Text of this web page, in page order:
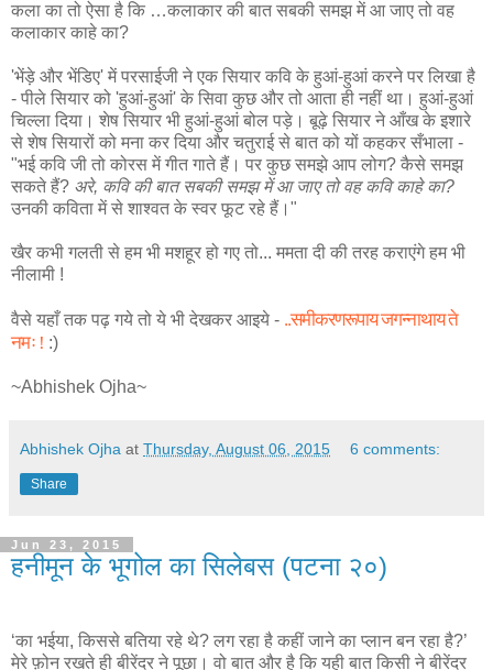
कला का तो ऐसा है कि …कलाकार की बात सबकी समझ में आ जाए तो वह
कलाकार काहे का?
'भेंड़े और भेंडिए' में परसाईजी ने एक सियार कवि के हुआं-हुआं करने पर लिखा है
- पीले सियार को 'हुआं-हुआं' के सिवा कुछ और तो आता ही नहीं था। हुआं-हुआं
चिल्ला दिया। शेष सियार भी हुआं-हुआं बोल पड़े। बूढ़े सियार ने आँख के इशारे
से शेष सियारों को मना कर दिया और चतुराई से बात को यों कहकर सँभाला -
"भई कवि जी तो कोरस में गीत गाते हैं। पर कुछ समझे आप लोग? कैसे समझ
सकते हैं? अरे, कवि की बात सबकी समझ में आ जाए तो वह कवि काहे का?
उनकी कविता में से शाश्वत के स्वर फूट रहे हैं।"
खैर कभी गलती से हम भी मशहूर हो गए तो... ममता दी की तरह कराएंगे हम भी
नीलामी !
वैसे यहाँ तक पढ़ गये तो ये भी देखकर आइये - ..समीकरणरूपाय जगन्नाथाय ते
नमः ! :)
~Abhishek Ojha~
Abhishek Ojha at Thursday, August 06, 2015 6 comments:
Share
Jun 23, 2015
हनीमून के भूगोल का सिलेबस (पटना २०)
‘का भईया, किससे बतिया रहे थे? लग रहा है कहीं जाने का प्लान बन रहा है?’
मेरे फ़ोन रखते ही बीरेंदर ने पूछा। वो बात और है कि यही बात किसी ने बीरेंदर